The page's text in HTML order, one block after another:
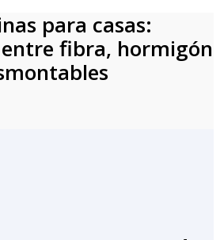
para casas:
fibra, hormigón